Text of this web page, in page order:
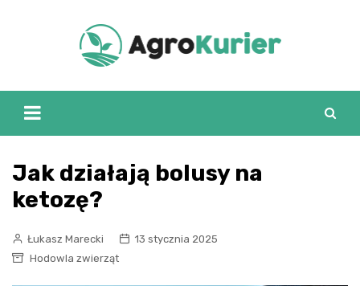
Jak działają bolusy na
ketozę?
Łukasz Marecki
13 stycznia 2025
Hodowla zwierząt